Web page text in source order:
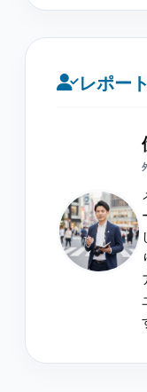
レポー